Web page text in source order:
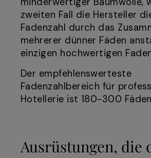
zweiten Fall die Hersteller
Fadenzahl durch das
mehrerer dünner Fäden
einzigen hochwertigen
Der empfehlenswerteste
Fadenzahlbereich für
Hotellerie ist 180-300
Ausrüstungen, die